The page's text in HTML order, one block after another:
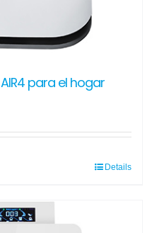
para el hogar
Details